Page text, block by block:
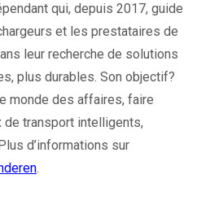
qui, depuis 2017, guide
et les prestataires de
leur recherche de solutions
plus durables. Son objectif?
monde des affaires, faire
transport intelligents,
d’informations sur
.